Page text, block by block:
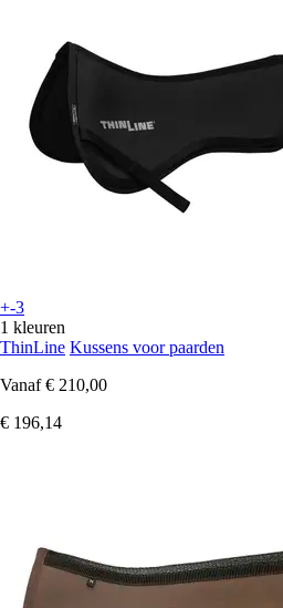
+-3
1 kleuren
ThinLine Kussens voor paarden
Vanaf € 210,00
€ 196,14